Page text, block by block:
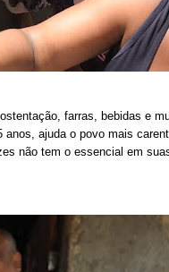
farras, bebidas e
ajuda o povo mais
não tem o essencial em